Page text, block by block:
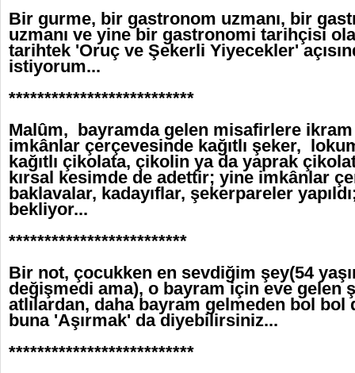
Bir gurme, bir gastronom uzmanı, bir
uzmanı ve yine bir gastronomi tarihçisi
tarihtek 'Oruç ve Şekerli Yiyecekler'
istiyorum...
**************************
Malûm, bayramda gelen misafirlere
imkânlar çerçevesinde kağıtlı şeker,
kağıtlı çikolata, çikolin ya da yaprak
kırsal kesimde de adettir; yine imkânlar
baklavalar, kadayıflar, şekerpareler
bekliyor...
*************************
Bir not, çocukken en sevdiğim şey(54
değişmedi ama), o bayram için eve gelen
atlılardan, daha bayram gelmeden bol bol
buna 'Aşırmak' da diyebilirsiniz...
**************************